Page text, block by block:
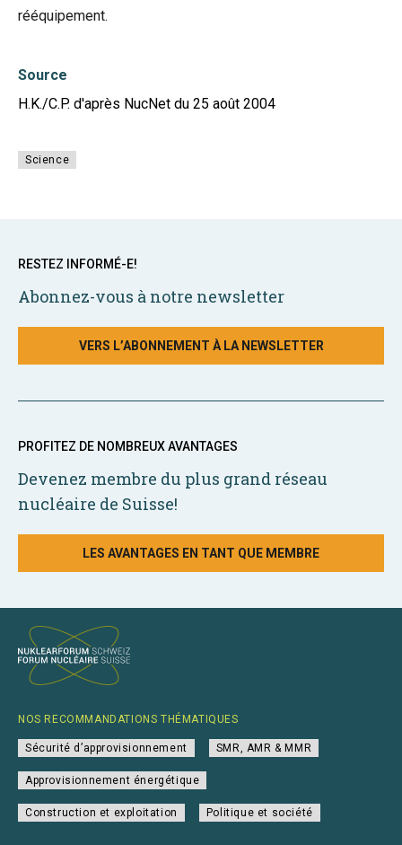
rééquipement.
Source
H.K./C.P. d'après NucNet du 25 août 2004
Science
RESTEZ INFORMÉ-E!
Abonnez-vous à notre newsletter
VERS L’ABONNEMENT À LA NEWSLETTER
PROFITEZ DE NOMBREUX AVANTAGES
Devenez membre du plus grand réseau
nucléaire de Suisse!
LES AVANTAGES EN TANT QUE MEMBRE
NOS RECOMMANDATIONS THÉMATIQUES
Sécurité d’approvisionnement SMR, AMR & MMR
Approvisionnement énergétique
Construction et exploitation Politique et société